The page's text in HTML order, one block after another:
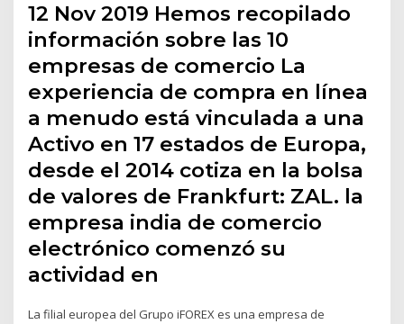
12 Nov 2019 Hemos recopilado
información sobre las 10
empresas de comercio La
experiencia de compra en línea
a menudo está vinculada a una
Activo en 17 estados de Europa,
desde el 2014 cotiza en la bolsa
de valores de Frankfurt: ZAL. la
empresa india de comercio
electrónico comenzó su
actividad en
La filial europea del Grupo iFOREX es una empresa de